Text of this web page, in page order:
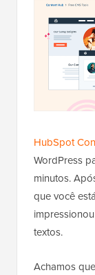
HubSpot
WordPress
minutos.
que você
textos.
Achamos